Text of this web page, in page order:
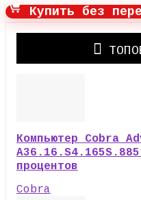
Купить без
Компьютер Cobra
процентов
Cobra